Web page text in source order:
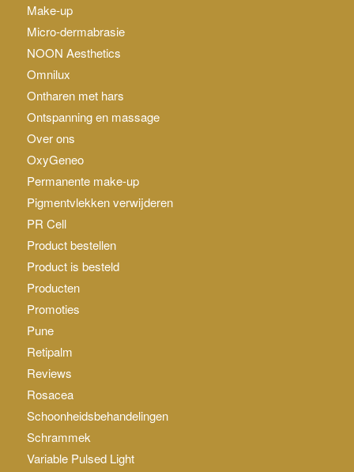
Make-up
Micro-dermabrasie
NOON Aesthetics
Omnilux
Ontharen met hars
Ontspanning en massage
Over ons
OxyGeneo
Permanente make-up
Pigmentvlekken verwijderen
PR Cell
Product bestellen
Product is besteld
Producten
Promoties
Pune
Retipalm
Reviews
Rosacea
Schoonheidsbehandelingen
Schrammek
Variable Pulsed Light